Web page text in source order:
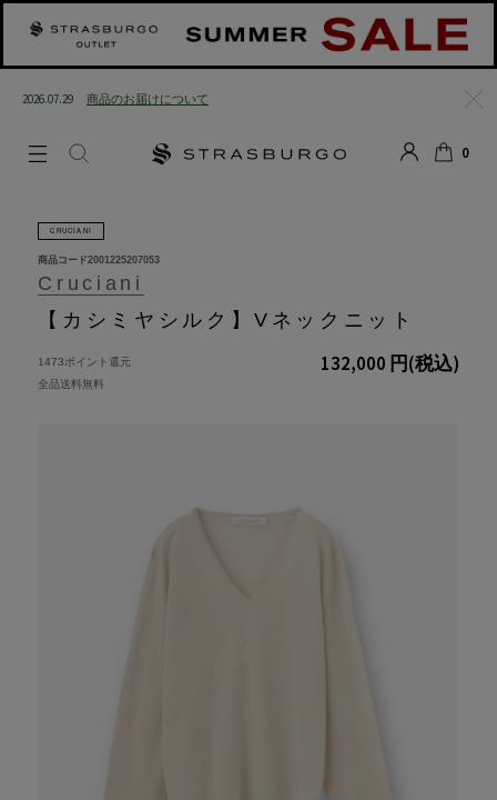
2026.07.29 商品のお届けについて
0
CRUCIANI
Cruciani
【カシミヤシルク】Vネックニット
商品コード2001225207053
132,000 円(税込)
1473ポイント還元
全品送料無料